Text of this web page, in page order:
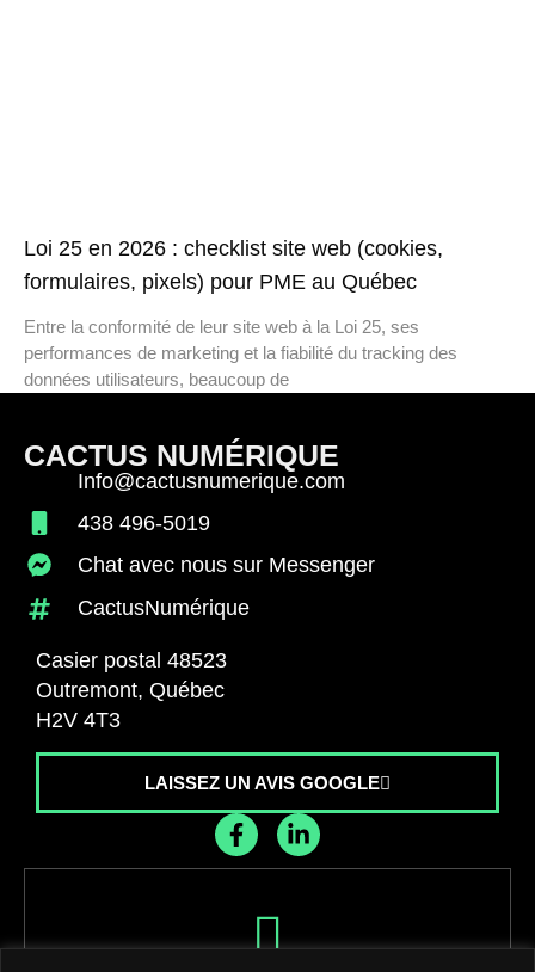
Loi 25 en 2026 : checklist site web (cookies,
formulaires, pixels) pour PME au Québec
Entre la conformité de leur site web à la Loi 25, ses
performances de marketing et la fiabilité du tracking des
données utilisateurs, beaucoup de
CACTUS NUMÉRIQUE
Info@cactusnumerique.com
438 496-5019
Chat avec nous sur Messenger
CactusNumérique
Casier postal 48523
Outremont, Québec
H2V 4T3
LAISSEZ UN AVIS GOOGLE